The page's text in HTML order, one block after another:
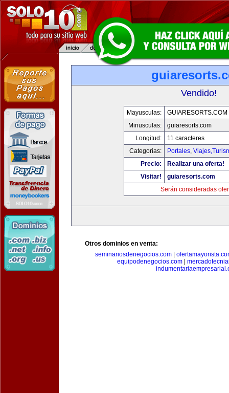
Vendido!
Mayusculas:
GUIARESORTS.COM
Minusculas:
guiaresorts.com
Longitud:
11 caracteres
Categorias:
Portales,
Precio:
Realizar una oferta!
Visitar!
guiaresorts.com
Serán consideradas
Otros dominios en venta:
seminariosdenegocios.com
equipodenegocios.com|